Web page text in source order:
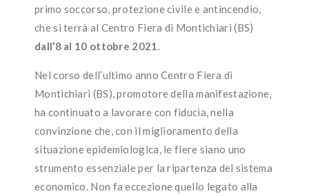
primo soccorso, protezione civile e antincendio,
che si terrà al Centro Fiera di Montichiari (BS)
dall’8 al 10 ottobre 2021.
Nel corso dell’ultimo anno Centro Fiera di
Montichiari (BS), promotore della manifestazione,
ha continuato a lavorare con fiducia, nella
convinzione che, con il miglioramento della
situazione epidemiologica, le fiere siano uno
strumento essenziale per la ripartenza del sistema
economico. Non fa eccezione quello legato alla